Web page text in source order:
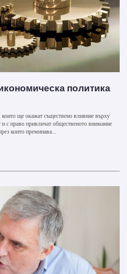
политика
ще окажат съществено влияние върху
с право привличат общественото внимание
които преминава...